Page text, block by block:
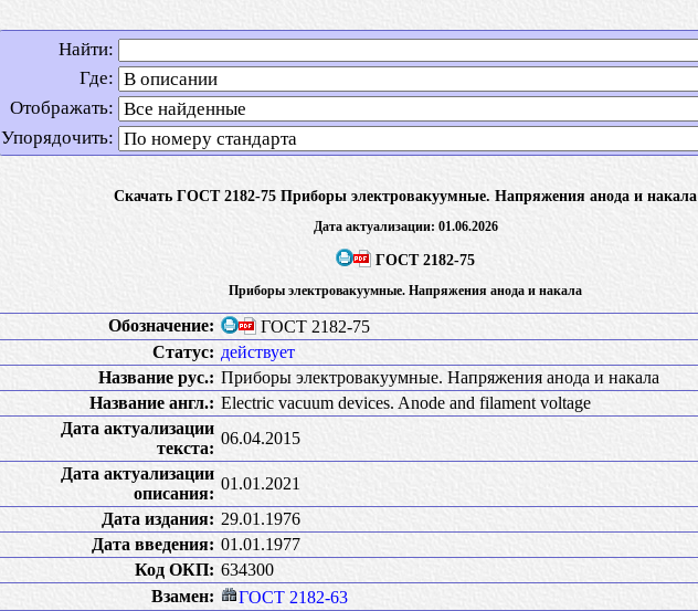
Найти:
Где:
Отображать:
Упорядочить:
Скачать ГОСТ 2182-75 Приборы электровакуумные. Напряжения анода и накала
Дата актуализации: 01.06.2026
ГОСТ 2182-75
Приборы электровакуумные. Напряжения анода и накала
Обозначение:
ГОСТ 2182-75
Статус: действует
Название рус.: Приборы электровакуумные. Напряжения анода и накала
Название англ.: Electric vacuum devices. Anode and filament voltage
Дата актуализации
текста:
06.04.2015
Дата актуализации
описания:
01.01.2021
Дата издания: 29.01.1976
Дата введения: 01.01.1977
Код ОКП: 634300
Взамен:
ГОСТ 2182-63